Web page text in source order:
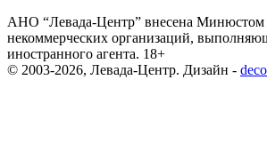
АНО “Левада-Центр” внесена Минюстом
некоммерческих организаций,
иностранного агента. 18+
© 2003-2026, Левада-Центр. Дизайн - deco